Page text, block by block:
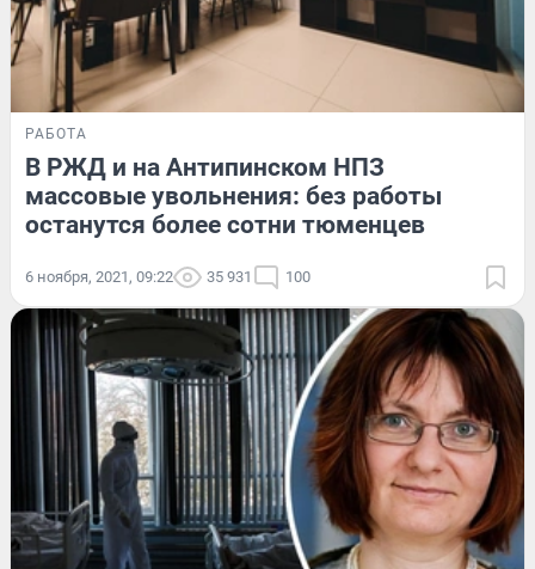
РАБОТА
В РЖД и на Антипинском НПЗ
массовые увольнения: без работы
останутся более сотни тюменцев
6 ноября, 2021, 09:22 35 931 100